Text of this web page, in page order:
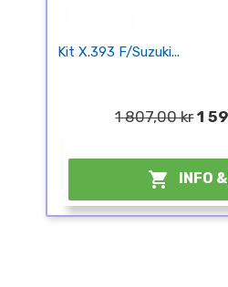
Kit X.393 F/Suzuki...
1 807,00 kr 1
 INFO